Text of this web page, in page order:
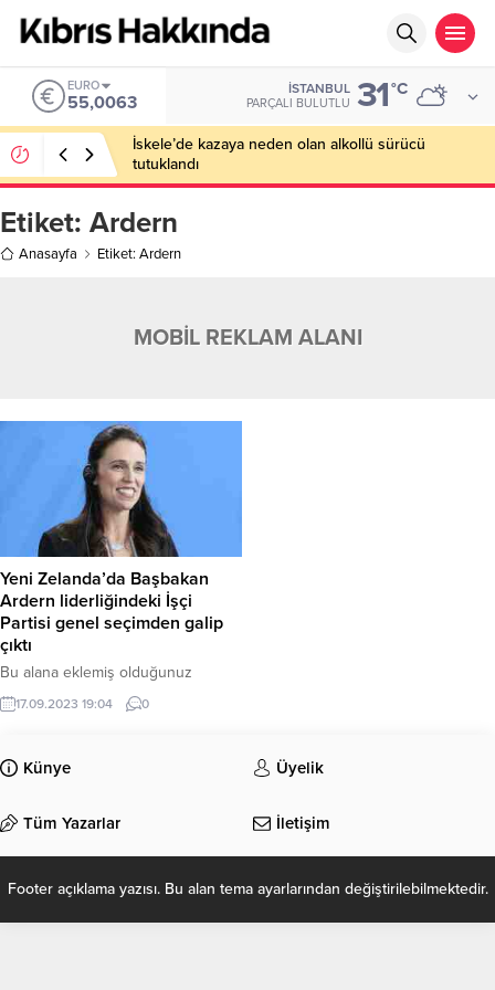
EURO
55,0063
İSTANBUL
PARÇALI BULUTLU 31°C
İskele’de kazaya neden olan alkollü sürücü
tutuklandı
Etiket: Ardern
Anasayfa Etiket: Ardern
MOBİL REKLAM ALANI
Yeni Zelanda’da Başbakan
Ardern liderliğindeki İşçi
Partisi genel seçimden galip
çıktı
Bu alana eklemiş olduğunuz
haberle ilgili kısa bir özet bilgisi
ekleyebilirsiniz. Bu metin yazı
bölümünden eklenebilir. Özet
eklenmişse başlık altında kalın
eklenmemişse bu alan boş kalır.
17.09.2023 19:04 0
Künye Üyelik
Tüm Yazarlar İletişim
Footer açıklama yazısı. Bu alan tema ayarlarından değiştirilebilmektedir.